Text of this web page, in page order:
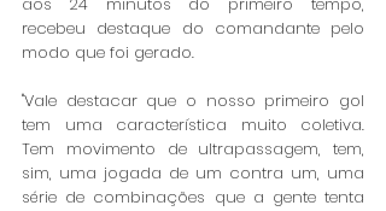
recebeu destaque do comandante pelo
modo que foi gerado.
"Vale destacar que o nosso primeiro gol
tem uma característica muito coletiva.
Tem movimento de ultrapassagem, tem,
sim, uma jogada de um contra um, uma
série de combinações que a gente tenta